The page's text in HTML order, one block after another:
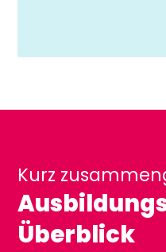
Kurz
Überblick